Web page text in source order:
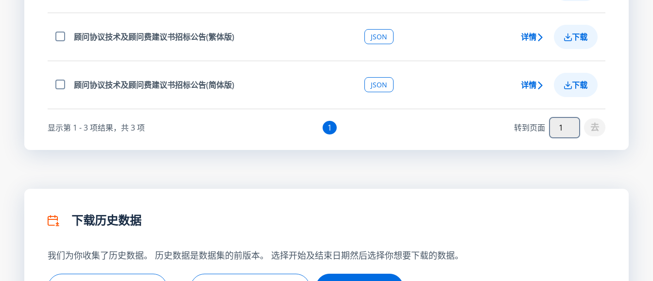
选择项目顾问协议技术及顾问费建议书招标公告(繁体版) JSON 详情 下载
选择项目顾问协议技术及顾问费建议书招标公告(简体版) JSON 详情 下载
显示第 1 - 3项结果，共3项 1 转到页面 去
下载历史数据
我们为你收集了历史数据。 历史数据是数据集的前版本。 选择开始及结束日期然后选择你想要下载的数据。